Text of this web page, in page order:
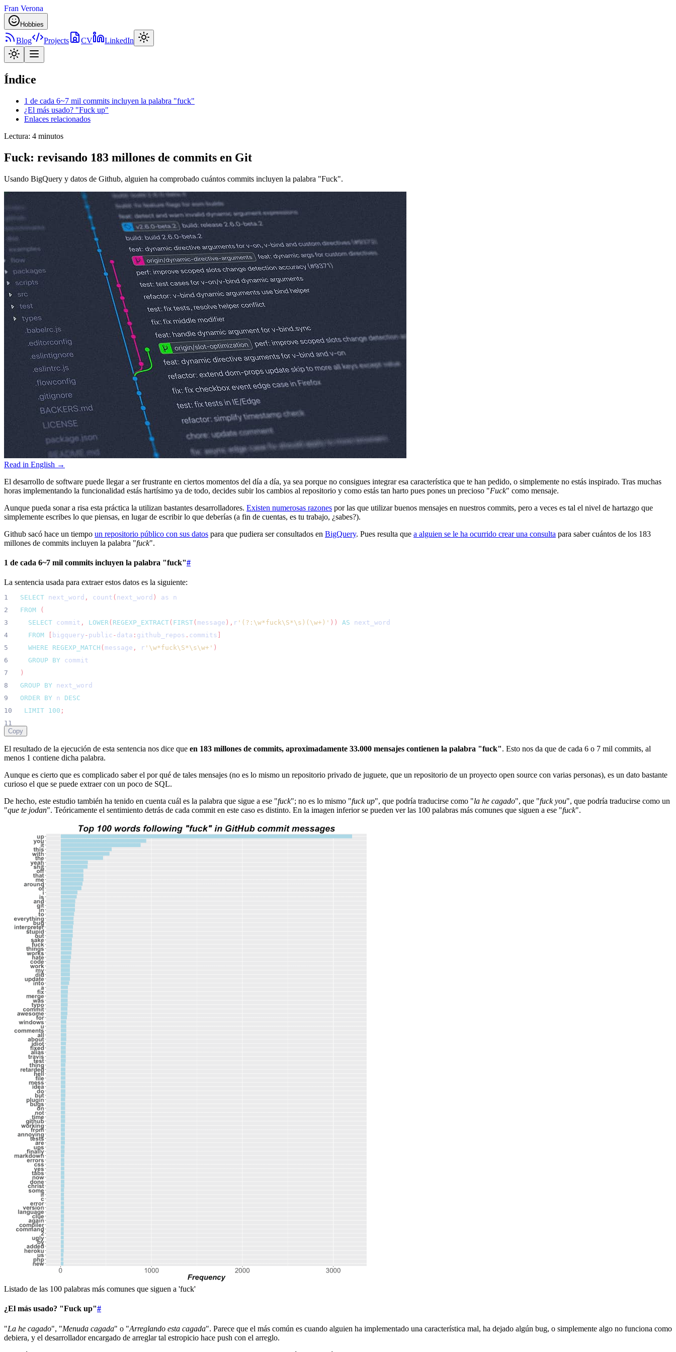
Fran Verona
Hobbies
Blog Projects CV LinkedIn
Índice
1 de cada 6~7 mil commits incluyen la palabra "fuck"
¿El más usado? "Fuck up"
Enlaces relacionados
Lectura: 4 minutos
Fuck: revisando 183 millones de commits en Git
Usando BigQuery y datos de Github, alguien ha comprobado cuántos commits incluyen la palabra "Fuck".
Read in English →
El desarrollo de software puede llegar a ser frustrante en ciertos momentos del día a día, ya sea porque no consigues integrar esa característica que te han pedido, o simplemente no estás inspirado. Tras muchas
horas implementando la funcionalidad estás hartísimo ya de todo, decides subir los cambios al repositorio y como estás tan harto pues pones un precioso "Fuck" como mensaje.
Aunque pueda sonar a risa esta práctica la utilizan bastantes desarrolladores. Existen numerosas razones por las que utilizar buenos mensajes en nuestros commits, pero a veces es tal el nivel de hartazgo que
simplemente escribes lo que piensas, en lugar de escribir lo que deberías (a fin de cuentas, es tu trabajo, ¿sabes?).
Github sacó hace un tiempo un repositorio público con sus datos para que pudiera ser consultados en BigQuery. Pues resulta que a alguien se le ha ocurrido crear una consulta para saber cuántos de los 183
millones de commits incluyen la palabra "fuck".
1 de cada 6~7 mil commits incluyen la palabra "fuck"#
La sentencia usada para extraer estos datos es la siguiente:
SELECT next_word , count ( next_word ) as
n
FROM
(
SELECT commit , LOWER( REGEXP_EXTRACT( FIRST( message ) , r ' (?:\w*fuck\S*\s)(\w+) ' ) ) AS
next_word
FROM
bigquery - public - data : github_repos . commits
WHERE
REGEXP_MATCH ( message , r ' \w*fuck\S*\s\w+ ' )
GROUP
BY commit
)
GROUP
BY next_word
ORDER BY n
DESC
LIMIT 100 ;
Copy
El resultado de la ejecución de esta sentencia nos dice que en 183 millones de commits, aproximadamente 33.000 mensajes contienen la palabra "fuck". Esto nos da que de cada 6 o 7 mil commits, al
menos 1 contiene dicha palabra.
Aunque es cierto que es complicado saber el por qué de tales mensajes (no es lo mismo un repositorio privado de juguete, que un repositorio de un proyecto open source con varias personas), es un dato bastante
curioso el que se puede extraer con un poco de SQL.
De hecho, este estudio también ha tenido en cuenta cuál es la palabra que sigue a ese "fuck"; no es lo mismo "fuck up", que podría traducirse como "la he cagado", que "fuck you", que podría traducirse como un
"que te jodan". Teóricamente el sentimiento detrás de cada commit en este caso es distinto. En la imagen inferior se pueden ver las 100 palabras más comunes que siguen a ese "fuck".
Listado de las 100 palabras más comunes que siguen a 'fuck'
¿El más usado? "Fuck up"#
"La he cagado", "Menuda cagada" o "Arreglando esta cagada". Parece que el más común es cuando alguien ha implementado una característica mal, ha dejado algún bug, o simplemente algo no funciona como
debiera, y el desarrollador encargado de arreglar tal estropicio hace push con el arreglo.